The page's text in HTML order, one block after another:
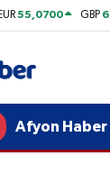
EUR55,0700 GBP
Afyon Haber